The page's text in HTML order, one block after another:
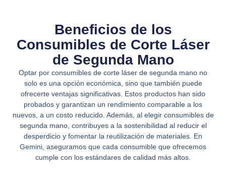
Beneficios de los
Consumibles de Corte Láser
de Segunda Mano
Optar por consumibles de corte láser de segunda mano no
solo es una opción económica, sino que también puede
ofrecerte ventajas significativas. Estos productos han sido
probados y garantizan un rendimiento comparable a los
nuevos, a un costo reducido. Además, al elegir consumibles de
segunda mano, contribuyes a la sostenibilidad al reducir el
desperdicio y fomentar la reutilización de materiales. En
Gemini, aseguramos que cada consumible que ofrecemos
cumple con los estándares de calidad más altos.